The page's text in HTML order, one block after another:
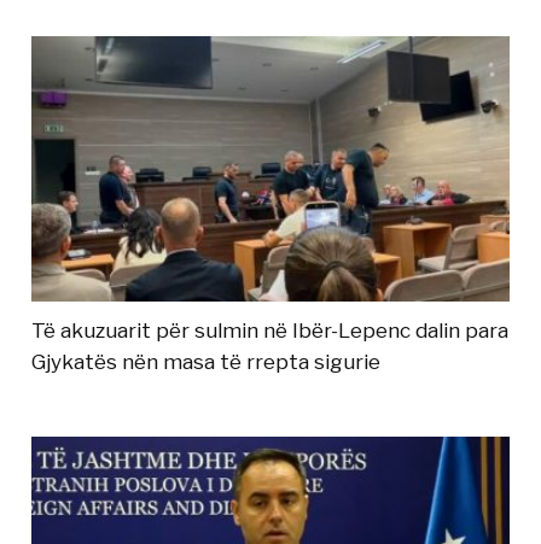
Të akuzuarit për sulmin në Ibër-Lepenc dalin para
Gjykatës nën masa të rrepta sigurie